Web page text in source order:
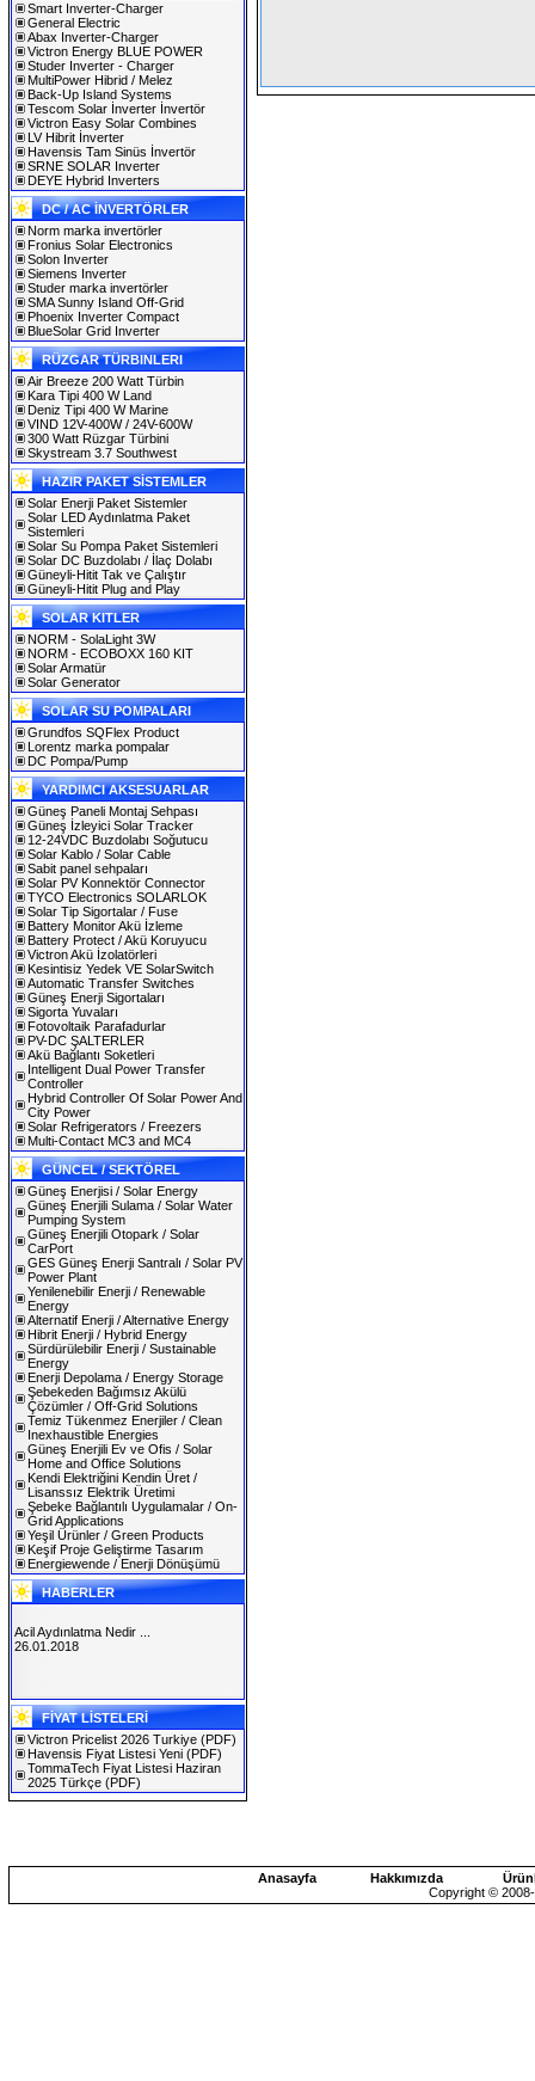
Smart Inverter-Charger
General Electric
Abax Inverter-Charger
Victron Energy BLUE POWER
Studer Inverter - Charger
MultiPower Hibrid / Melez
Back-Up Island Systems
Tescom Solar İnverter İnvertör
Victron Easy Solar Combines
LV Hibrit İnverter
Havensis Tam Sinüs İnvertör
SRNE SOLAR Inverter
DEYE Hybrid Inverters
DC / AC İNVERTÖRLER
Norm marka invertörler
Fronius Solar Electronics
Solon Inverter
Siemens Inverter
Studer marka invertörler
SMA Sunny Island Off-Grid
Phoenix Inverter Compact
BlueSolar Grid Inverter
RÜZGAR TÜRBINLERI
Air Breeze 200 Watt Türbin
Kara Tipi 400 W Land
Deniz Tipi 400 W Marine
VIND 12V-400W / 24V-600W
300 Watt Rüzgar Türbini
Skystream 3.7 Southwest
HAZIR PAKET SİSTEMLER
Solar Enerji Paket Sistemler
Solar LED Aydınlatma Paket
Sistemleri
Solar Su Pompa Paket Sistemleri
Solar DC Buzdolabı / İlaç Dolabı
Güneyli-Hitit Tak ve Çalıştır
Güneyli-Hitit Plug and Play
SOLAR KITLER
NORM - SolaLight 3W
NORM - ECOBOXX 160 KIT
Solar Armatür
Solar Generator
SOLAR SU POMPALARI
Grundfos SQFlex Product
Lorentz marka pompalar
DC Pompa/Pump
YARDIMCI AKSESUARLAR
Güneş Paneli Montaj Sehpası
Güneş İzleyici Solar Tracker
12-24VDC Buzdolabı Soğutucu
Solar Kablo / Solar Cable
Sabit panel sehpaları
Solar PV Konnektör Connector
TYCO Electronics SOLARLOK
Solar Tip Sigortalar / Fuse
Battery Monitor Akü İzleme
Battery Protect / Akü Koruyucu
Victron Akü İzolatörleri
Kesintisiz Yedek VE SolarSwitch
Automatic Transfer Switches
Güneş Enerji Sigortaları
Sigorta Yuvaları
Fotovoltaik Parafadurlar
PV-DC ŞALTERLER
Akü Bağlantı Soketleri
Intelligent Dual Power Transfer
Controller
Hybrid Controller Of Solar Power And
City Power
Solar Refrigerators / Freezers
Multi-Contact MC3 and MC4
GÜNCEL / SEKTÖREL
Güneş Enerjisi / Solar Energy
Güneş Enerjili Sulama / Solar Water
Pumping System
Güneş Enerjili Otopark / Solar
CarPort
GES Güneş Enerji Santralı / Solar PV
Power Plant
Yenilenebilir Enerji / Renewable
Energy
Alternatif Enerji / Alternative Energy
Hibrit Enerji / Hybrid Energy
Sürdürülebilir Enerji / Sustainable
Energy
Enerji Depolama / Energy Storage
Şebekeden Bağımsız Akülü
Çözümler / Off-Grid Solutions
Temiz Tükenmez Enerjiler / Clean
Inexhaustible Energies
Güneş Enerjili Ev ve Ofis / Solar
Home and Office Solutions
Kendi Elektriğini Kendin Üret /
Lisanssız Elektrik Üretimi
Şebeke Bağlantılı Uygulamalar / On-
Grid Applications
Yeşil Ürünler / Green Products
Keşif Proje Geliştirme Tasarım
Energiewende / Enerji Dönüşümü
HABERLER
SOLAREX ISTANBUL 2019
30.01.2019
Acil Aydınlatma Nedir ...
26.01.2018
FİYAT LİSTELERİ
Victron Pricelist 2026 Turkiye (PDF)
Havensis Fiyat Listesi Yeni (PDF)
TommaTech Fiyat Listesi Haziran
2025 Türkçe (PDF)
Anasayfa Hakkımızda
Copyright ©